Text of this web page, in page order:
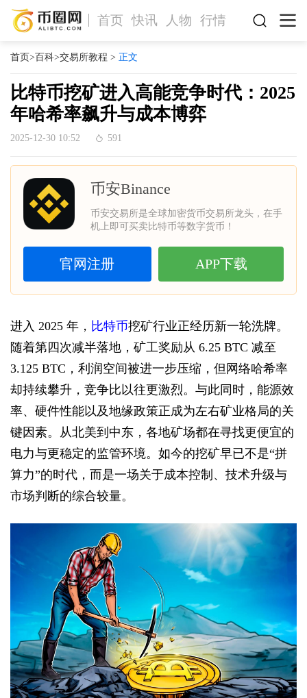
首页 快讯 人物 行情
首页>百科>交易所教程 > 正文
比特币挖矿进入高能竞争时代：2025
年哈希率飙升与成本博弈
2025-12-30 10:52 591
币安Binance
币安交易所是全球加密货币交易所龙头，在手
机上即可买卖比特币等数字货币！
官网注册 APP下载
进入 2025 年， 比特币挖矿行业正经历新一轮洗牌。
随着第四次减半落地，矿工奖励从 6.25 BTC 减至
3.125 BTC，利润空间被进一步压缩，但网络哈希率
却持续攀升，竞争比以往更激烈。与此同时，能源效
率、硬件性能以及地缘政策正成为左右矿业格局的关
键因素。从北美到中东，各地矿场都在寻找更便宜的
电力与更稳定的监管环境。如今的挖矿早已不是“拼
算力”的时代，而是一场关于成本控制、技术升级与
市场判断的综合较量。